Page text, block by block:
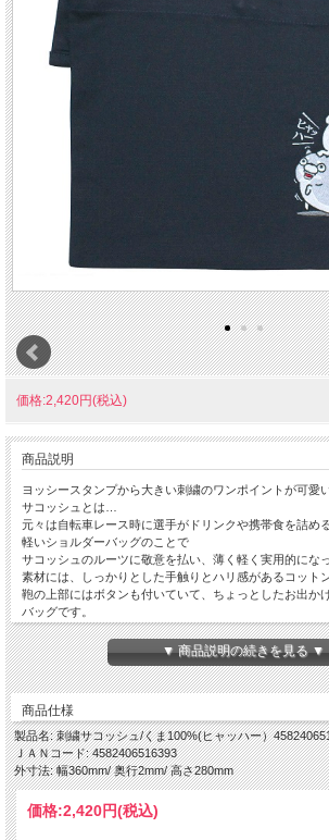
価格:2,420円(税込)
商品説明
ヨッシースタンプから大きい刺繍のワンポイントが可愛
サコッシュとは…
元々は自転車レース時に選手がドリンクや携帯食を詰め
軽いショルダーバッグのことで
サコッシュのルーツに敬意を払い、薄く軽く実用的にな
素材には、しっかりとした手触りとハリ感があるコット
鞄の上部にはボタンも付いていて、ちょっとしたお出か
バッグです。
サイズ：H28×W36cm（持ち手部分含めず）
素 材：コットン
▼ 商品説明の続きを見る ▼
商品仕様
製品名: 刺繍サコッシュ/くま100%(ヒャッハー）
ＪＡＮコード: 4582406516393
外寸法: 幅360mm/ 奥行2mm/ 高さ280mm
価格:2,420円(税込)